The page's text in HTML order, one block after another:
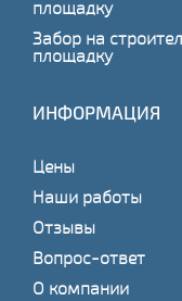
площадку
Забор на
площадку
ИНФОРМАЦИЯ
Цены
Наши работы
Отзывы
Вопрос-ответ
О компании